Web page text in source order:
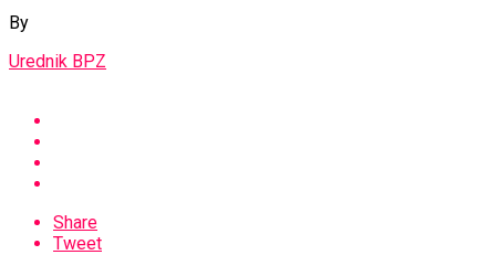
By
Urednik BPZ
Share
Tweet